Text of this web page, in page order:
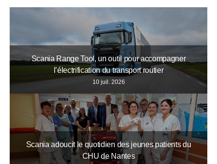
Scania Range Tool, un outil pour accompagner
l’électrification du transport routier
10 juil. 2026
Scania adoucit le quotidien des jeunes patients du
CHU de Nantes